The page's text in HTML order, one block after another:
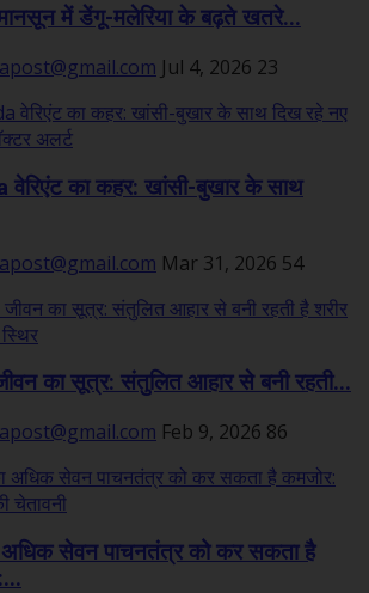
में डेंगू-मलेरिया के बढ़ते खतरे...
Jul 4, 2026 23
वेरिएंट का कहर: खांसी-बुखार के साथ
Mar 31, 2026 54
का सूत्र: संतुलित आहार से बनी रहती...
Feb 9, 2026 86
अधिक सेवन पाचनतंत्र को कर सकता है